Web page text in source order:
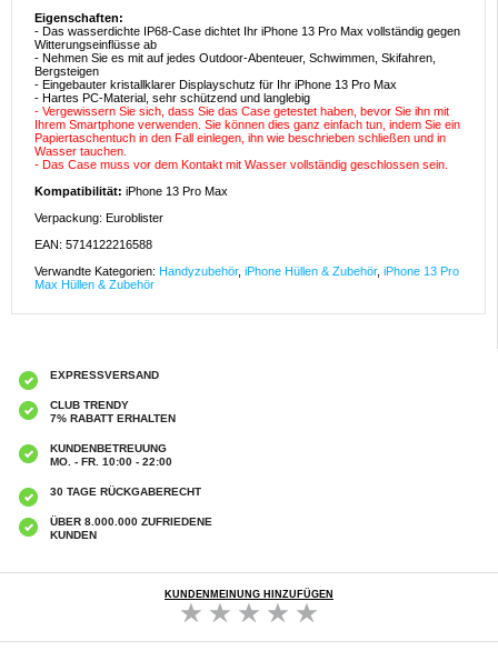
Eigenschaften:
- Das wasserdichte IP68-Case dichtet Ihr iPhone 13 Pro Max vollständig gegen
Witterungseinflüsse ab
- Nehmen Sie es mit auf jedes Outdoor-Abenteuer, Schwimmen, Skifahren,
Bergsteigen
- Eingebauter kristallklarer Displayschutz für Ihr iPhone 13 Pro Max
- Hartes PC-Material, sehr schützend und langlebig
- Vergewissern Sie sich, dass Sie das Case getestet haben, bevor Sie ihn mit
Ihrem Smartphone verwenden. Sie können dies ganz einfach tun, indem Sie ein
Papiertaschentuch in den Fall einlegen, ihn wie beschrieben schließen und in
Wasser tauchen.
- Das Case muss vor dem Kontakt mit Wasser vollständig geschlossen sein.
Kompatibilität: iPhone 13 Pro Max
Verpackung: Euroblister
EAN: 5714122216588
Verwandte Kategorien: Handyzubehör, iPhone Hüllen & Zubehör, iPhone 13 Pro
Max Hüllen & Zubehör
EXPRESSVERSAND
CLUB TRENDY
7% RABATT ERHALTEN
KUNDENBETREUUNG
MO. - FR. 10:00 - 22:00
30 TAGE RÜCKGABERECHT
ÜBER 8.000.000 ZUFRIEDENE
KUNDEN
KUNDENMEINUNG HINZUFÜGEN